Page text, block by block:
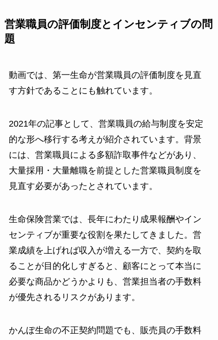
営業職員の評価制度とインセンティブの問
題
動画では、第一生命が営業職員の評価制度を見直
す方針であることにも触れています。
2021年の記事として、営業職員の給与制度を安定
的な形へ移行する考えが紹介されています。背景
には、営業職員による多額詐取事件などがあり、
大量採用・大量離職を前提とした営業職員制度を
見直す必要があったとされています。
生命保険営業では、長年にわたり成果報酬やイン
センティブが重要な役割を果たしてきました。営
業成績を上げれば収入が増える一方で、契約を取
ることが目的化しすぎると、顧客にとって本当に
必要な商品かどうかよりも、営業担当者の手数料
が優先されるリスクがあります。
かんぽ生命の不正契約問題でも、販売員の手数料